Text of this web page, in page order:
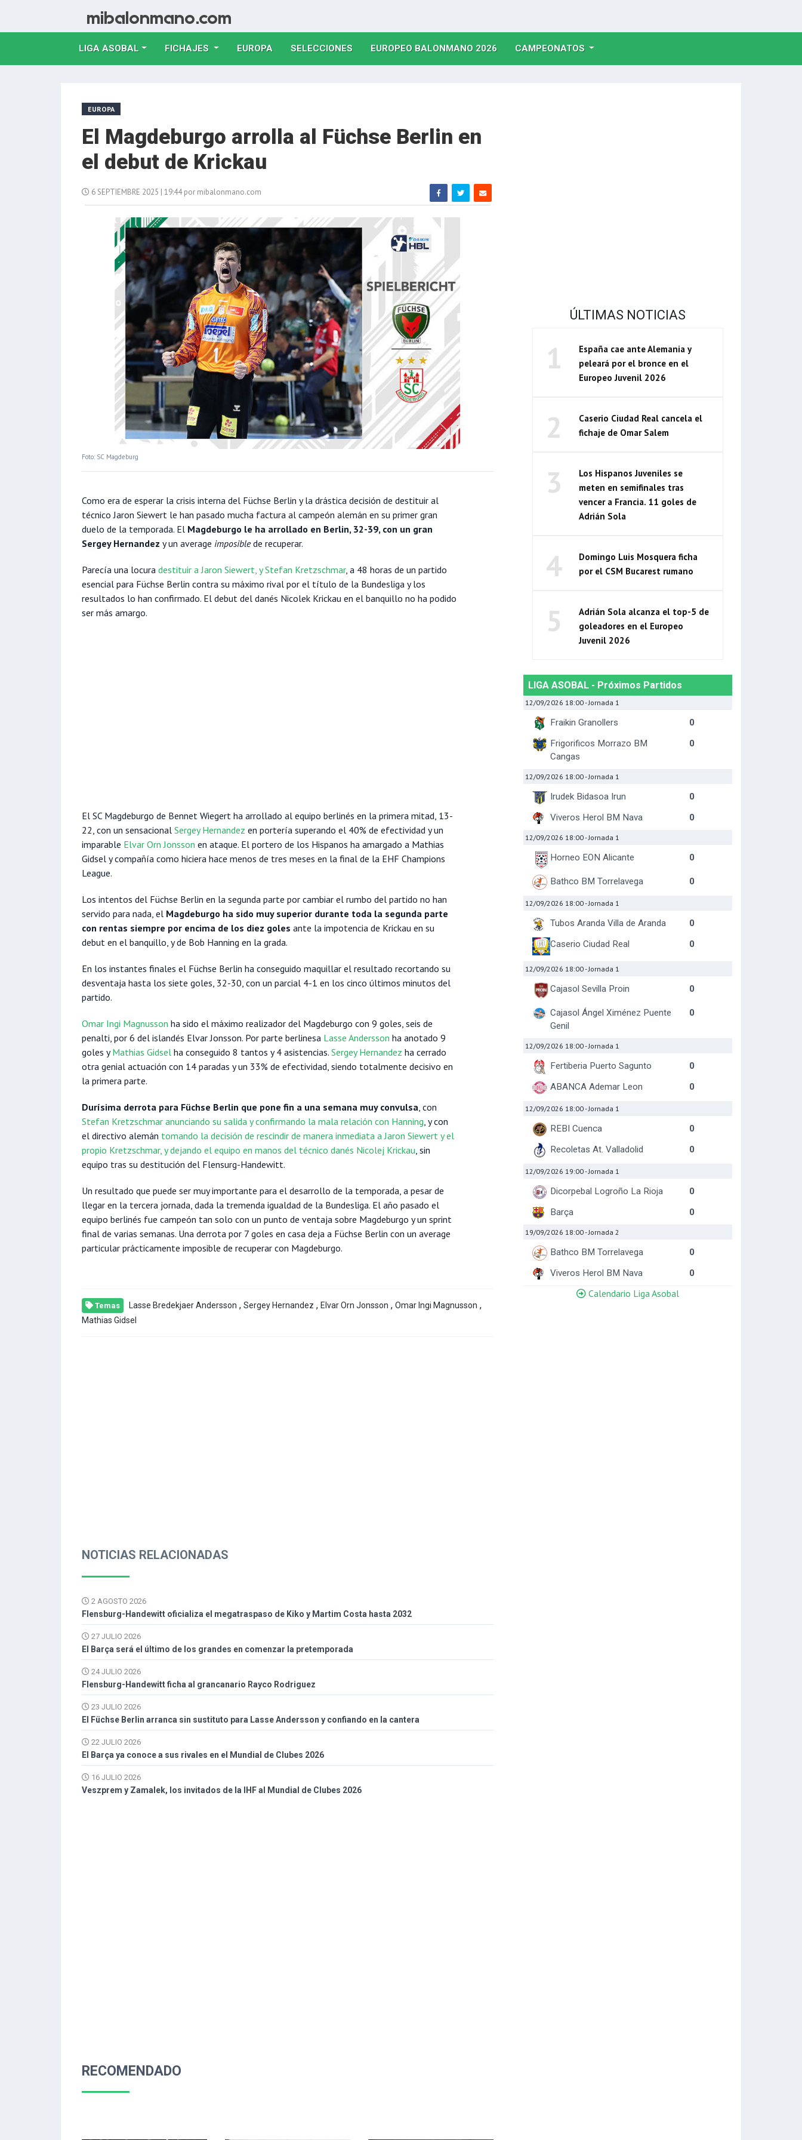
LIGA ASOBAL FICHAJES EUROPA(CURRENT)
SELECCIONES(CURRENT)
EUROPEO BALONMANO 2026(CURRENT)
CAMPEONATOS
EUROPA
El Magdeburgo arrolla al Füchse Berlin en
el debut de Krickau
6 SEPTIEMBRE 2025 | 19:44 por mibalonmano.com
Foto: SC Magdeburg
Como era de esperar la crisis interna del Füchse Berlin y la drástica decisión de destituir al
técnico Jaron Siewert le han pasado mucha factura al campeón alemán en su primer gran
duelo de la temporada. El Magdeburgo le ha arrollado en Berlin, 32-39, con un gran
Sergey Hernandez y un average imposiblede recuperar.
Parecía una locura destituir a Jaron Siewert, y Stefan Kretzschmar, a 48 horas de un partido
esencial para Füchse Berlin contra su máximo rival por el título de la Bundesliga y los
resultados lo han confirmado. El debut del danés Nicolek Krickau en el banquillo no ha podido
ser más amargo.
El SC Magdeburgo de Bennet Wiegert ha arrollado al equipo berlinés en la primera mitad, 13-
22, con un sensacional Sergey Hernandez en portería superando el 40% de efectividad y un
imparable Elvar Orn Jonsson en ataque. El portero de los Hispanos ha amargado a Mathias
Gidsel y compañía como hiciera hace menos de tres meses en la final de la EHF Champions
League.
Los intentos del Füchse Berlin en la segunda parte por cambiar el rumbo del partido no han
servido para nada, el Magdeburgo ha sido muy superior durante toda la segunda parte
con rentas siempre por encima de los diez goles ante la impotencia de Krickau en su
debut en el banquillo, y de Bob Hanning en la grada.
En los instantes finales el Füchse Berlin ha conseguido maquillar el resultado recortando su
desventaja hasta los siete goles, 32-30, con un parcial 4-1 en los cinco últimos minutos del
partido.
Omar Ingi Magnusson ha sido el máximo realizador del Magdeburgo con 9 goles, seis de
penalti, por 6 del islandés Elvar Jonsson. Por parte berlinesa Lasse Andersson ha anotado 9
goles yMathias Gidsel ha conseguido 8 tantos y 4 asistencias. Sergey Hernandez ha cerrado
otra genial actuación con 14 paradas y un 33% de efectividad, siendo totalmente decisivo en
la primera parte.
Durísima derrota para Füchse Berlin que pone fin a una semana muy convulsa, con
Stefan Kretzschmar anunciando su salida y confirmando la mala relación con Hanning, y con
el directivo alemán tomando la decisión de rescindir de manera inmediata a Jaron Siewert y el
propio Kretzschmar, y dejando el equipo en manos del técnico danés Nicolej Krickau, sin
equipo tras su destitución del Flensurg-Handewitt.
Un resultado que puede ser muy importante para el desarrollo de la temporada, a pesar de
llegar en la tercera jornada, dada la tremenda igualdad de la Bundesliga. El año pasado el
equipo berlinés fue campeón tan solo con un punto de ventaja sobre Magdeburgo y un sprint
final de varias semanas. Una derrota por 7 goles en casa deja a Füchse Berlin con un average
particular prácticamente imposible de recuperar con Magdeburgo.
Temas Lasse Bredekjaer Andersson , Sergey Hernandez , Elvar Orn Jonsson , Omar Ingi Magnusson ,
Mathias Gidsel
NOTICIAS RELACIONADAS
2 AGOSTO 2026
Flensburg-Handewitt oficializa el megatraspaso de Kiko y Martim Costa hasta 2032
27 JULIO 2026
El Barça será el último de los grandes en comenzar la pretemporada
24 JULIO 2026
Flensburg-Handewitt ficha al grancanario Rayco Rodriguez
23 JULIO 2026
El Füchse Berlin arranca sin sustituto para Lasse Andersson y confiando en la cantera
22 JULIO 2026
El Barça ya conoce a sus rivales en el Mundial de Clubes 2026
16 JULIO 2026
Veszprem y Zamalek, los invitados de la IHF al Mundial de Clubes 2026
RECOMENDADO
ÚLTIMAS NOTICIAS
1
España cae ante Alemania y
peleará por el bronce en el
Europeo Juvenil 2026
2
Caserio Ciudad Real cancela el
fichaje de Omar Salem
3
Los Hispanos Juveniles se
meten en semifinales tras
vencer a Francia. 11 goles de
Adrián Sola
4
Domingo Luis Mosquera ficha
por el CSM Bucarest rumano
5
Adrián Sola alcanza el top-5 de
goleadores en el Europeo
Juvenil 2026
LIGA ASOBAL - Próximos Partidos
12/09/2026 18:00- Jornada 1
Fraikin Granollers
0
Frigorificos Morrazo BM
Cangas
0
12/09/2026 18:00- Jornada 1
Irudek Bidasoa Irun
0
Viveros Herol BM Nava
0
12/09/2026 18:00- Jornada 1
Horneo EON Alicante 0
Bathco BM Torrelavega 0
12/09/2026 18:00- Jornada 1
Tubos Aranda Villa de Aranda
0
Caserio Ciudad Real
0
12/09/2026 18:00- Jornada 1
Cajasol Sevilla Proin 0
Cajasol Ángel Ximénez Puente
Genil
0
12/09/2026 18:00- Jornada 1
Fertiberia Puerto Sagunto
0
ABANCA Ademar Leon
0
12/09/2026 18:00- Jornada 1
REBI Cuenca
0
Recoletas At. Valladolid
0
12/09/2026 19:00- Jornada 1
Dicorpebal Logroño La Rioja
0
Barça
0
19/09/2026 18:00- Jornada 2
Bathco BM Torrelavega
0
Viveros Herol BM Nava
0
Calendario Liga Asobal